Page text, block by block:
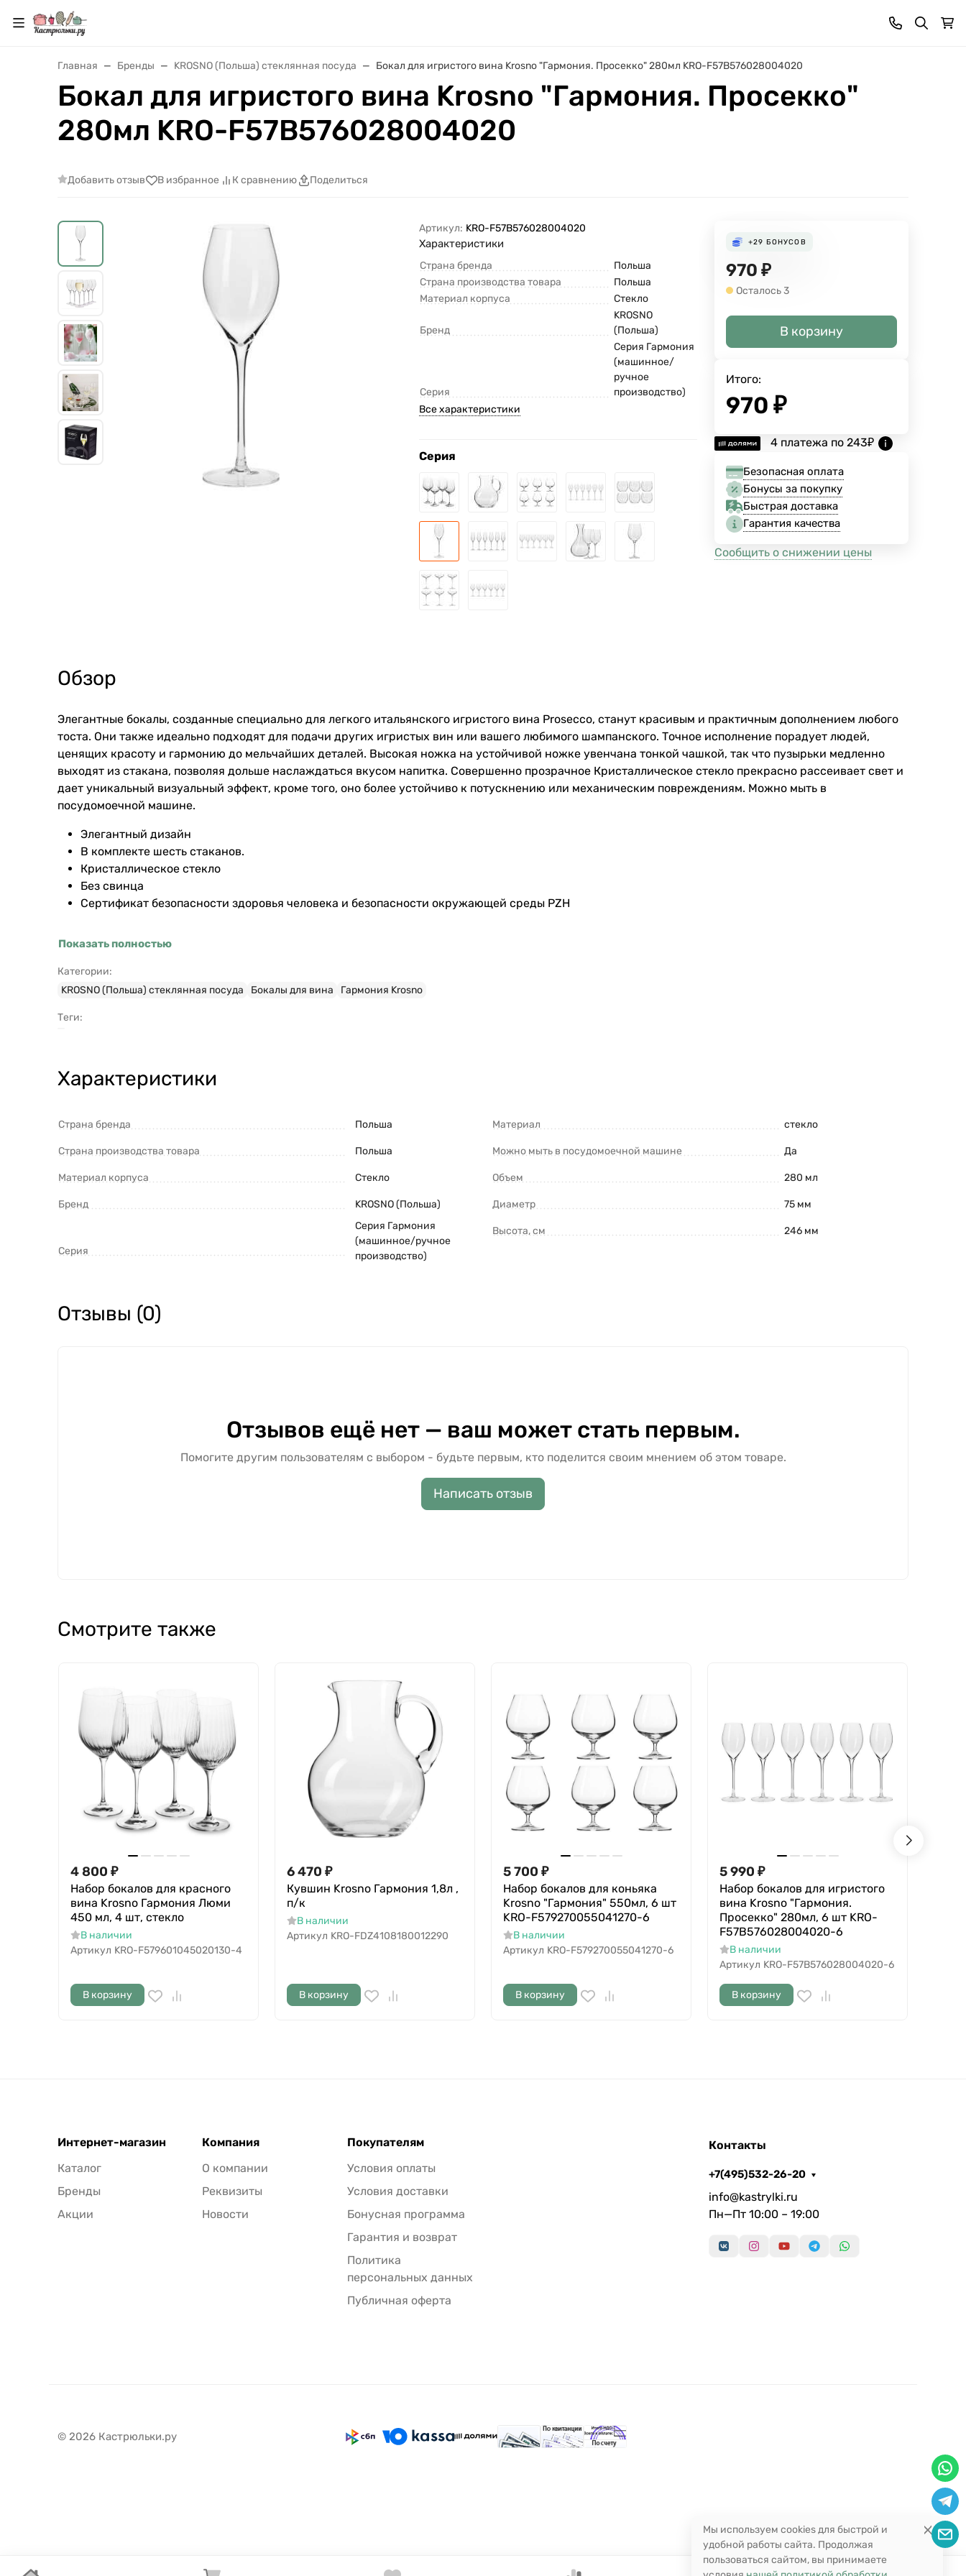
Главная Бренды KROSNO (Польша) стеклянная посуда Бокал для игристого вина Krosno "Гармония. Просекко" 280мл KRO-F57B576028004020
Бокал для игристого вина Krosno "Гармония. Просекко"
280мл KRO-F57B576028004020
Добавить отзыв В избранное К сравнению Поделиться
Артикул: KRO-F57B576028004020
Характеристики
Страна бренда
Польша
Страна производства товара
Польша
Материал корпуса
Стекло
Бренд
KROSNO
(Польша)
Серия
Серия Гармония
(машинное/
ручное
производство)
Все характеристики
Серия
+29 БОНУСОВ
970 ₽
Осталось 3
В корзину
Итого:
970 ₽
4 платежа по 243₽
Безопасная оплата
Бонусы за покупку
Быстрая доставка
Гарантия качества
Сообщить о снижении цены
Обзор
Элегантные бокалы, созданные специально для легкого итальянского игристого вина Prosecco, станут красивым и практичным дополнением любого
тоста. Они также идеально подходят для подачи других игристых вин или вашего любимого шампанского. Точное исполнение порадует людей,
ценящих красоту и гармонию до мельчайших деталей. Высокая ножка на устойчивой ножке увенчана тонкой чашкой, так что пузырьки медленно
выходят из стакана, позволяя дольше наслаждаться вкусом напитка. Совершенно прозрачное Кристаллическое стекло прекрасно рассеивает свет и
дает уникальный визуальный эффект, кроме того, оно более устойчиво к потускнению или механическим повреждениям. Можно мыть в
посудомоечной машине.
Элегантный дизайн
В комплекте шесть стаканов.
Кристаллическое стекло
Без свинца
Сертификат безопасности здоровья человека и безопасности окружающей среды PZH
Показать полностью
Категории:
KROSNO (Польша) стеклянная посуда
Бокалы для вина Гармония Krosno
Теги:
Характеристики
Страна бренда Польша
Страна производства товара Польша
Материал корпуса Стекло
Бренд KROSNO (Польша)
Серия
Серия Гармония
(машинное/ручное
производство)
Материал стекло
Можно мыть в посудомоечной машине Да
Объем 280 мл
Диаметр 75 мм
Высота, см 246 мм
Отзывы (0)
Отзывов ещё нет — ваш может стать первым.
Помогите другим пользователям с выбором - будьте первым, кто поделится своим мнением об этом товаре.
Написать отзыв
Смотрите также
4 800 ₽
Набор бокалов для красного
вина Krosno Гармония Люми
450 мл, 4 шт, стекло
В наличии
Артикул KRO-F579601045020130-4
В корзину
6 470 ₽
Кувшин Krosno Гармония 1,8л ,
п/к
В наличии
Артикул KRO-FDZ4108180012290
В корзину
5 700 ₽
Набор бокалов для коньяка
Krosno "Гармония" 550мл, 6 шт
KRO-F579270055041270-6
В наличии
Артикул KRO-F579270055041270-6
В корзину
5 990 ₽
Набор бокалов для игристого
вина Krosno "Гармония.
Просекко" 280мл, 6 шт KRO-
F57B576028004020-6
В наличии
Артикул KRO-F57B576028004020-6
В корзину
Интернет-магазин
Каталог
Бренды
Акции
Компания
О компании
Реквизиты
Новости
Покупателям
Условия оплаты
Условия доставки
Бонусная программа
Гарантия и возврат
Политика
персональных данных
Публичная оферта
Контакты
+7(495)532-26-20
info@kastrylki.ru
Пн—Пт 10:00 – 19:00
© 2026 Кастрюльки.ру
Мы используем cookies для быстрой и
удобной работы сайта. Продолжая
пользоваться сайтом, вы принимаете